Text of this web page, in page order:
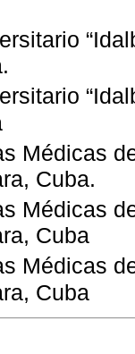
Médicas
Cuba.
Médicas
Cuba
Médicas
Cuba